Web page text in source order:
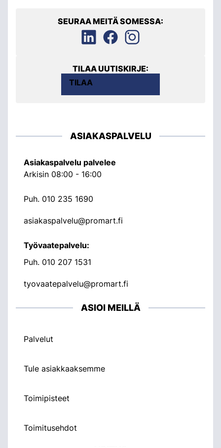
SEURAA MEITÄ SOMESSA:
TILAA UUTISKIRJE:
TILAA
ASIAKASPALVELU
Asiakaspalvelu palvelee
Arkisin 08:00 - 16:00
Puh. 010 235 1690
asiakaspalvelu@promart.fi
Työvaatepalvelu:
Puh. 010 207 1531
tyovaatepalvelu@promart.fi
ASIOI MEILLÄ
Palvelut
Tule asiakkaaksemme
Toimipisteet
Toimitusehdot